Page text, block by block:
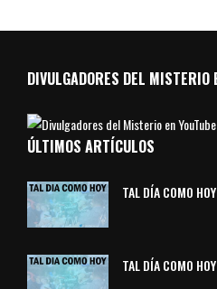
DIVULGADORES DEL MISTERIO
ÚLTIMOS ARTÍCULOS
TAL DÍA COMO
TAL DÍA COMO